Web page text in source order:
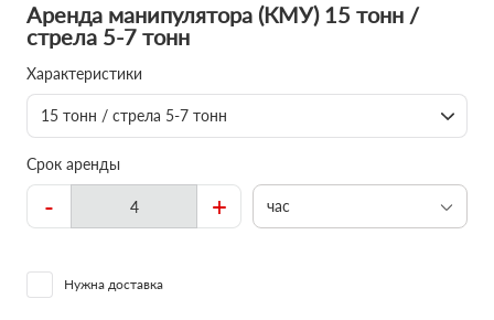
Аренда манипулятора (КМУ) 15 тонн /
стрела 5-7 тонн
Характеристики
15 тонн / стрела 5-7 тонн
Срок аренды
- + час
Нужна доставка